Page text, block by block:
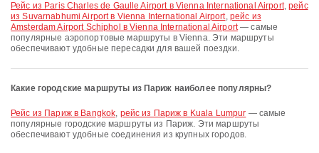
рейс из Paris Charles de Gaulle Airport в Vienna International Airport,рейс
из Suvarnabhumi Airport в Vienna International Airport, рейс из
Amsterdam Airport Schiphol в Vienna International Airport— самые
популярные аэропортовые маршруты в Vienna. Эти маршруты
обеспечивают удобные пересадки для вашей поездки.
Какие городские маршруты из Париж наиболее популярны?
рейс из Париж в Bangkok, рейс из Париж в Kuala Lumpur — самые
популярные городские маршруты из Париж. Эти маршруты
обеспечивают удобные соединения из крупных городов.